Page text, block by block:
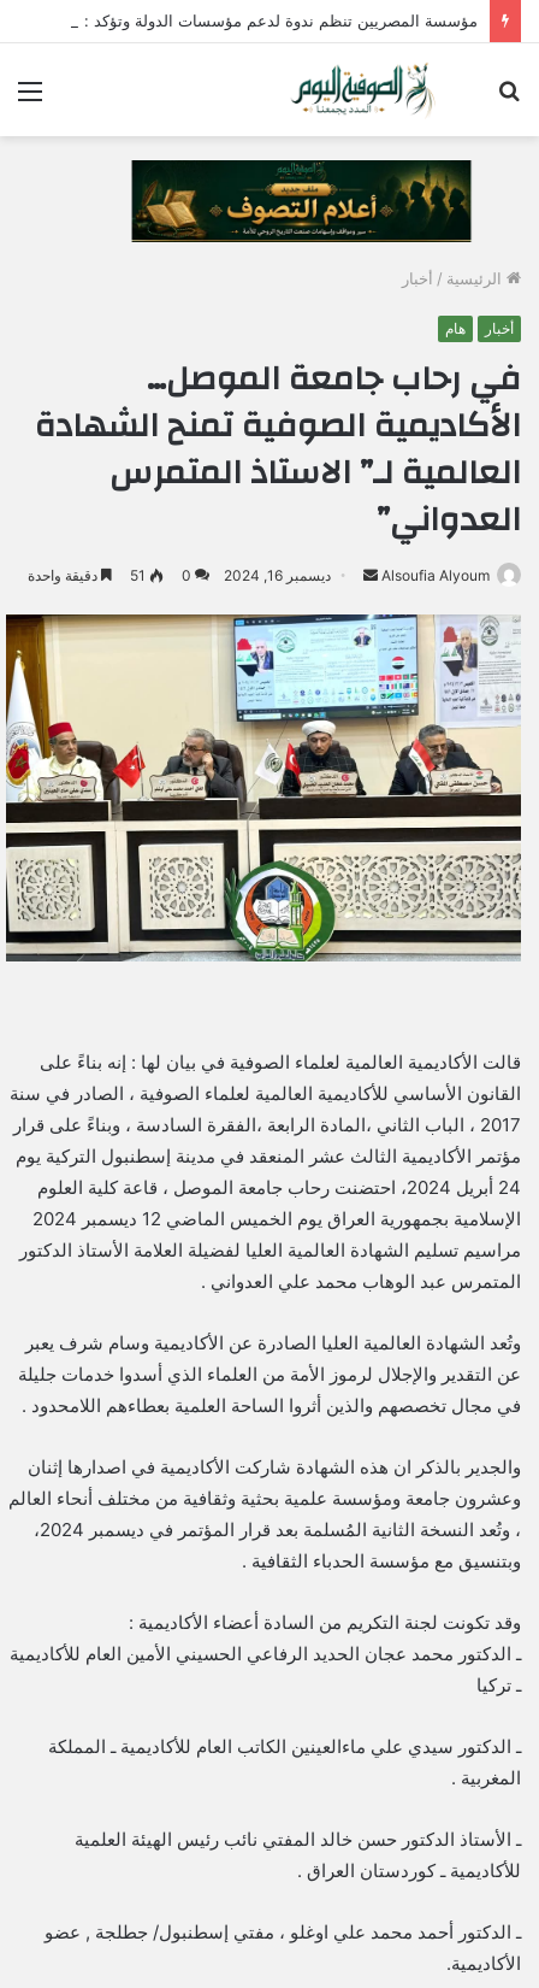
الرئيسية / أخبار
أخبار هام
في رحاب جامعة الموصل…
الأكاديمية الصوفية تمنح الشهادة
العالمية لـ” الاستاذ المتمرس
العدواني”
Alsoufia Alyoum
س
ل
ب
ر
د
إ
ل
ك
ت
ر
ا
ديسمبر 16, 2024 0
51 دقيقة واحدة
قالت الأكاديمية العالمية لعلماء الصوفية في بيان لها : إنه بناءً على
القانون الأساسي للأكاديمية العالمية لعلماء الصوفية ، الصادر في سنة
2017 ، الباب الثاني ،المادة الرابعة ،الفقرة السادسة ، وبناءً على قرار
مؤتمر الأكاديمية الثالث عشر المنعقد في مدينة إسطنبول التركية يوم
24 أبريل 2024، احتضنت رحاب جامعة الموصل ، قاعة كلية العلوم
الإسلامية بجمهورية العراق يوم الخميس الماضي 12 ديسمبر 2024
مراسيم تسليم الشهادة العالمية العليا لفضيلة العلامة الأستاذ الدكتور
المتمرس عبد الوهاب محمد علي العدواني .
وتُعد الشهادة العالمية العليا الصادرة عن الأكاديمية وسام شرف يعبر
عن التقدير والإجلال لرموز الأمة من العلماء الذي أسدوا خدمات جليلة
في مجال تخصصهم والذين أثروا الساحة العلمية بعطاءهم اللامحدود .
والجدير بالذكر ان هذه الشهادة شاركت الأكاديمية في اصدارها إثنان
وعشرون جامعة ومؤسسة علمية بحثية وثقافية من مختلف أنحاء العالم
، وتُعد النسخة الثانية المُسلمة بعد قرار المؤتمر في ديسمبر 2024،
وبتنسيق مع مؤسسة الحدباء الثقافية .
وقد تكونت لجنة التكريم من السادة أعضاء الأكاديمية :
ـ الدكتور محمد عجان الحديد الرفاعي الحسيني الأمين العام للأكاديمية
ـ تركيا
ـ الدكتور سيدي علي ماءالعينين الكاتب العام للأكاديمية ـ المملكة
المغربية .
ـ الأستاذ الدكتور حسن خالد المفتي نائب رئيس الهيئة العلمية
للأكاديمية ـ كوردستان العراق .
ـ الدكتور أحمد محمد علي اوغلو ، مفتي إسطنبول/ جطلجة , عضو
الأكاديمية.